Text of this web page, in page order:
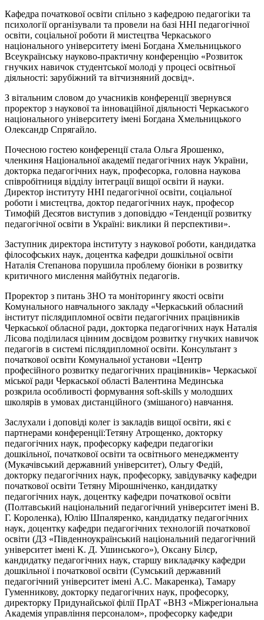
Кафедра початкової освіти спільно з кафедрою педагогіки та
психології організували та провели на базі ННІ педагогічної
освіти, соціальної роботи й мистецтва Черкаського
національного університету імені Богдана Хмельницького
Всеукраїнську науково-практичну конференцію «Розвиток
гнучких навичок студентської молоді у процесі освітньої
діяльності: зарубіжний та вітчизняний досвід».
З вітальним словом до учасників конференції звернувся
проректор з наукової та інноваційної діяльності Черкаського
національного університету імені Богдана Хмельницького
Олександр Спрягайло.
Почесною гостею конференції стала Ольга Ярошенко,
членкиня Національної академії педагогічних наук України,
докторка педагогічних наук, професорка, головна наукова
співробітниця відділу інтеграції вищої освіти й науки.
Директор інституту ННІ педагогічної освіти, соціальної
роботи і мистецтва, доктор педагогічних наук, професор
Тимофій Десятов виступив з доповіддю «Тенденції розвитку
педагогічної освіти в Україні: виклики й перспективи».
Заступник директора інституту з наукової роботи, кандидатка
філософських наук, доцентка кафедри дошкільної освіти
Наталія Степанова порушила проблему біоніки в розвитку
критичного мислення майбутніх педагогів.
Проректор з питань ЗНО та моніторингу якості освіти
Комунального навчального закладу «Черкаський обласний
інститут післядипломної освіти педагогічних працівників
Черкаської обласної ради, докторка педагогічних наук Наталія
Лісова поділилася цінним досвідом розвитку гнучких навичок
педагогів в системі післядипломної освіти. Консультант з
початкової освіти Комунальної установи «Центр
професійного розвитку педагогічних працівників» Черкаської
міської ради Черкаської області Валентина Мединська
розкрила особливості формування soft-skills у молодших
школярів в умовах дистанційного (змішаного) навчання.
Заслухали і доповіді колег із закладів вищої освіти, які є
партнерами конференції:Тетяну Атрощенко, докторку
педагогічних наук, професорку кафедри педагогіки
дошкільної, початкової освіти та освітнього менеджменту
(Мукачівський державний університет), Ольгу Федій,
докторку педагогічних наук, професорку, завідувачку кафедри
початкової освіти Тетяну Мірошніченко, кандидатку
педагогічних наук, доцентку кафедри початкової освіти
(Полтавський національний педагогічний університет імені В.
Г. Короленка), Юлію Шпаляренко, кандидатку педагогічних
наук, доцентку кафедри педагогічних технологій початкової
освіти (ДЗ «Південноукраїнський національний педагогічний
університет імені К. Д. Ушинського»), Оксану Білєр,
кандидатку педагогічних наук, старшу викладачку кафедри
дошкільної і початкової освіти (Сумський державний
педагогічний університет імені А.С. Макаренка), Тамару
Гуменникову, докторку педагогічних наук, професорку,
директорку Придунайської філії ПрАТ «ВНЗ «Міжрегіональна
Академія управління персоналом», професорку кафедри